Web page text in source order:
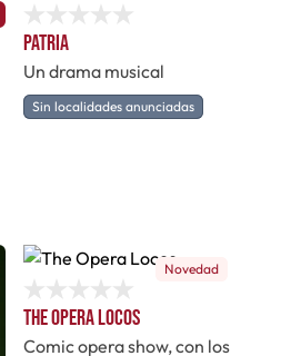
Patria
Un drama musical
Sin localidades anunciadas
Novedad
The Opera Locos
Comic opera show, con los